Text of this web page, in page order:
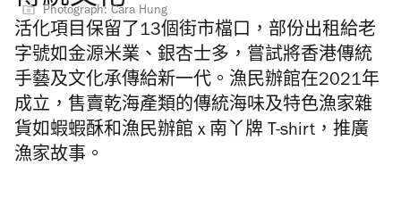
Photograph: Cara Hung
活化項目保留了13個街市檔口，部份出租給老
字號如金源米業、銀杏士多 ，嘗試將香港傳統
手藝及文化承傳給新一代。 漁民辦館在2021年
成立，售賣乾海產類的傳統海味及特色漁家雜
貨如蝦蝦酥和漁民辦館 x 南丫牌 T-shirt，推廣
漁家故事。